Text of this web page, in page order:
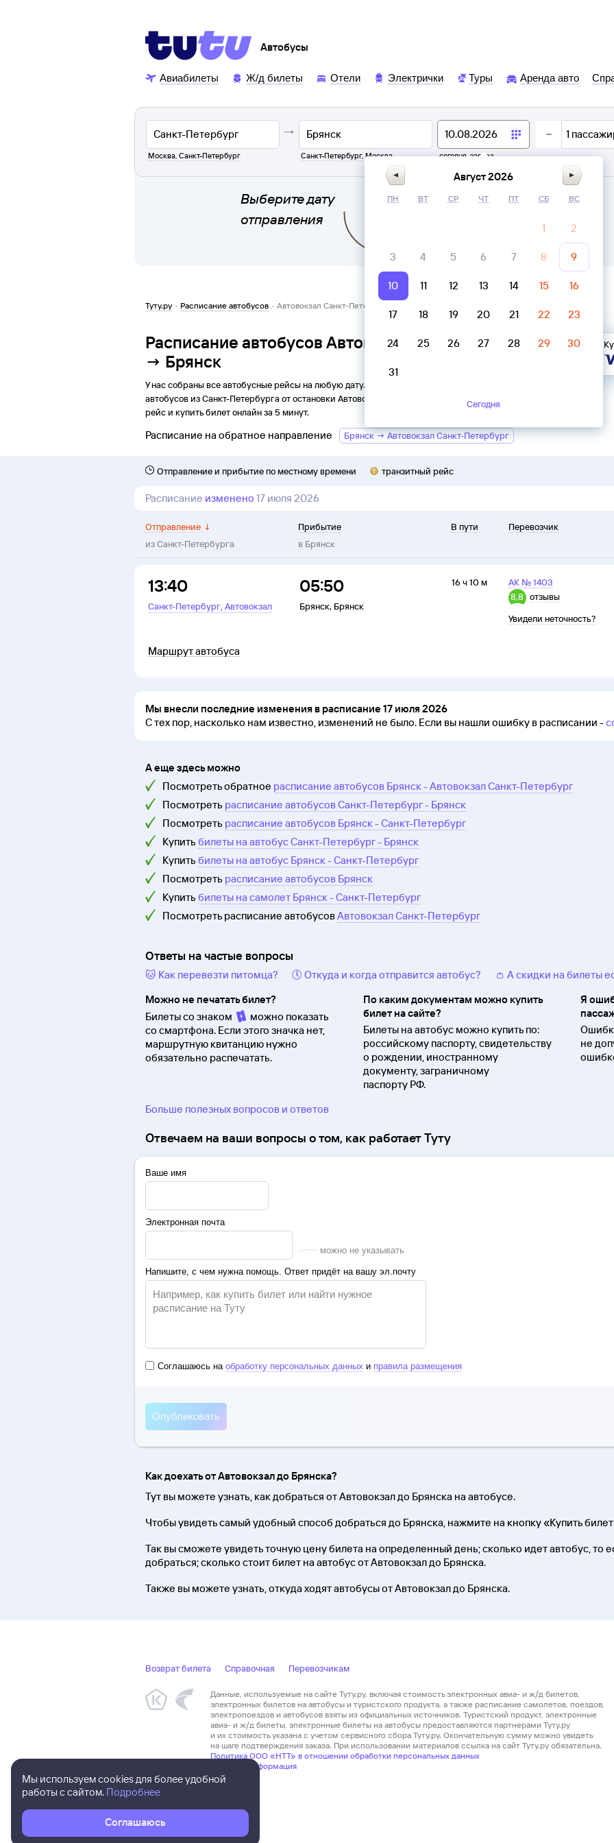
Автобусы
Авиабилеты Ж/д билеты Отели Электрички Туры Аренда авто
Москва, Санкт-Петербург Санкт-Петербург, Москва сегодня, завтра
1
Выберите дату
отправления
Туту.ру · Расписание автобусов · Автовокзал Санкт-Петербург → Брянск
Расписание автобусов Автовокзал Санкт-Петербург
→ Брянск
У нас собраны все автобусные рейсы на любую дату. Вы можете узнать точное расписание
автобусов изСанкт-Петербургаотостановки Автовокзал
рейс и купить билет онлайн за 5 минут.
Расписание на обратное направление Брянск → Автовокзал Санкт-Петербург
Отправление и прибытие по местному времени транзитный рейс
Расписание изменено 17 июля 2026
Отправление ↓
изСанкт-Петербурга
Прибытие
в Брянск
В пути Перевозчик
13:40
Санкт-Петербург,Автовокзал
05:50
Брянск, Брянск
16 ч 10 м
АК № 1403
8,8
отзывы
Увидели неточность?
Маршрут автобуса
Мы внесли последние изменения в расписание 17 июля 2026
С тех пор, насколько нам известно, изменений не было. Если вы нашли ошибку в расписании -
А еще здесь можно
Посмотреть обратное расписание автобусов Брянск - Автовокзал Санкт-Петербург
Посмотреть расписание автобусов Санкт-Петербург - Брянск
Посмотреть расписание автобусов Брянск - Санкт-Петербург
Купить билеты на автобус Санкт-Петербург - Брянск
Купить билеты на автобус Брянск - Санкт-Петербург
Посмотреть расписание автобусов Брянск
Купить билеты на самолет Брянск - Санкт-Петербург
Посмотреть расписание автобусовАвтовокзал Санкт-Петербург
Ответы на частые вопросы
🐱 Как перевезти питомца? 🕔 Откуда и когда отправится автобус?
👛 А скидки на билеты
Можно не печатать билет?
Билеты со знаком
можно показать
со смартфона. Если этого значка нет,
маршрутную квитанцию нужно
обязательно распечатать.
По каким документам можно купить
билет на сайте?
Билеты на автобус можно купить по:
российскому паспорту, свидетельству
о рождении, иностранному
документу, заграничному
паспорту РФ.
Я
не
Больше полезных вопросов и ответов
Отвечаем на ваши вопросы о том, как работает Туту
Ваше имя
Электронная почта
можно не указывать
Напишите, с чем нужна помощь. Ответ придёт на вашу эл.почту
Соглашаюсь на обработку персональных данных и правила размещения
Как доехать от Автовокзал до Брянска?
Тут вы можете узнать, как добраться от Автовокзал до Брянска на автобусе.
Чтобы увидеть самый удобный способ добраться до Брянска, нажмите на кнопку «Купить
Так вы сможете увидеть точную цену билета на определенный день; сколько идет автобус, то
добраться; сколько стоит билет на автобус от Автовокзал до Брянска.
Также вы можете узнать, откуда ходят автобусы от Автовокзал до Брянска.
Возврат билета Справочная Перевозчикам
Данные, используемые на сайте Туту.ру, включая стоимость электронных авиа- и ж/д билетов,
электронных билетов на автобусы и туристского продукта, а также расписание самолетов, поездов,
электропоездов и автобусов взяты из официальных источников. Туристский продукт, электронные
авиа- и ж/д билеты, электронные билеты на автобусы предоставляются партнерами Туту.ру
и их стоимость указана с учетом сервисного сбора Туту.ру. Окончательную сумму можно увидеть
на шаге подтверждения заказа. При использовании материалов ссылка на сайт Туту.ру обязательна.
Политика ООО «НТТ» в отношении обработки персональных данных
Правовая информация
Мы используем cookies для более удобной
работы с сайтом. Подробнее
Соглашаюсь
Август 2026
ПН ВТ СР ЧТ ПТ СБ ВС
1 2
3 4 5 6 7 8 9
10 11 12 13 14 15 16
17 18 19 20 21 22 23
24 25 26 27 28 29 30
31
Сегодня